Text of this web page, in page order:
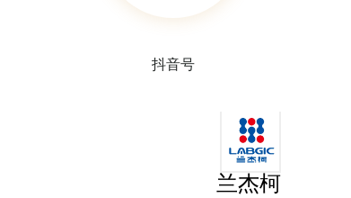
抖音号
兰杰柯